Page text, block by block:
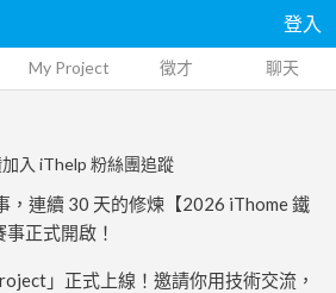
登入
My Project 徵才 聊天
入 iThelp 粉絲團追蹤
，連續 30 天的修煉【2026 iThome 鐵
正式開啟！
」正式上線！邀請你用技術交流，